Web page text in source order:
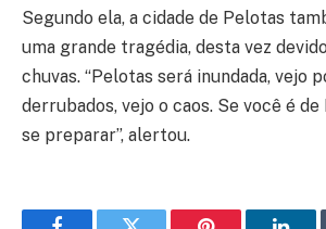
Segundo ela, a cidade de Pelotas
uma grande tragédia, desta vez
chuvas. “Pelotas será inundada, vejo
derrubados, vejo o caos. Se você é
se preparar”, alertou.